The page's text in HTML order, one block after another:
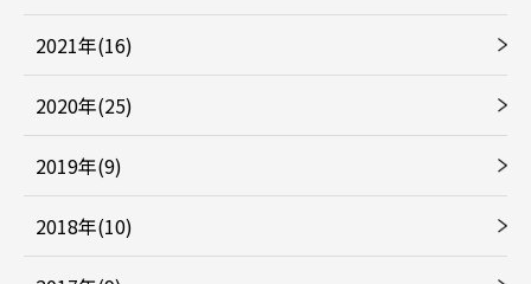
2021年(16)
2020年(25)
2019年(9)
2018年(10)